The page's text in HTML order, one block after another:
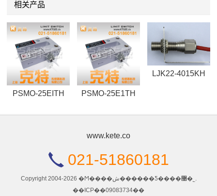
相关产品
PSMO-25EITH PSMO-25E1TH
LJK22-4015KH
www.kete.co
021-51860181
Copyright 2004-2026 �Ϻ����ش������Ƽ����޹�˾.
��ICP��09083734��